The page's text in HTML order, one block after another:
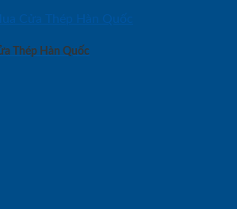
Thép Hàn Quốc